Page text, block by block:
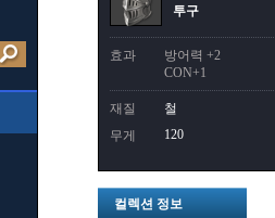
투구
효과
방어력 +2
CON+1
재질
철
무게
120
컬렉션 정보